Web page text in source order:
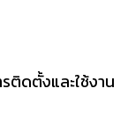
ติดตั้งและใช้งาน